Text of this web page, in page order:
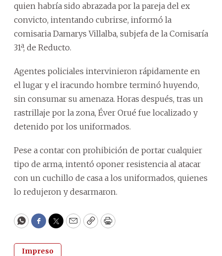
quien habría sido abrazada por la pareja del ex
convicto, intentando cubrirse, informó la
comisaria Damarys Villalba, subjefa de la Comisaría
31ª, de Reducto.
Agentes policiales intervinieron rápidamente en
el lugar y el iracundo hombre terminó huyendo,
sin consumar su amenaza. Horas después, tras un
rastrillaje por la zona, Éver Orué fue localizado y
detenido por los uniformados.
Pese a contar con prohibición de portar cualquier
tipo de arma, intentó oponer resistencia al atacar
con un cuchillo de casa a los uniformados, quienes
lo redujeron y desarmaron.
WhatsApp
Facebook
Twitter
EmailCopyPrint
Impreso